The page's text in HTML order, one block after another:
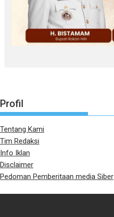
Profil
Tentang Kami
Tim Redaksi
Info Iklan
Disclaimer
Pedoman Pemberitaan media Siber